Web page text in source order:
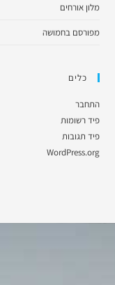
מלון אורחים
מפורסם בחמושה
כלים
התחבר
פיד רשומות
פיד תגובות
WordPress.org